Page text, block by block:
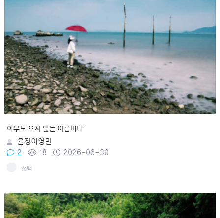
아무도 오지 않는 여름바다
율정이영민
2
18 2026-06-30
선택